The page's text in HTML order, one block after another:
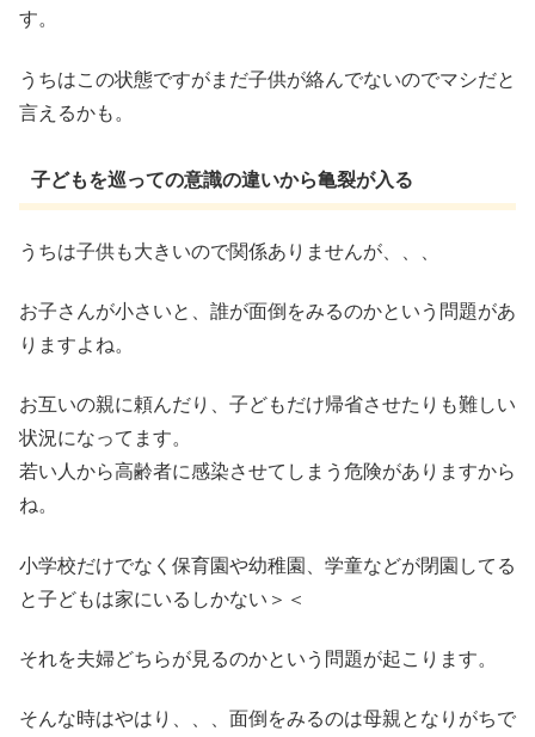
す。
うちはこの状態ですがまだ子供が絡んでないのでマシだと
言えるかも。
子どもを巡っての意識の違いから亀裂が入る
うちは子供も大きいので関係ありませんが、、、
お子さんが小さいと、誰が面倒をみるのかという問題があ
りますよね。
お互いの親に頼んだり、子どもだけ帰省させたりも難しい
状況になってます。
若い人から高齢者に感染させてしまう危険がありますから
ね。
小学校だけでなく保育園や幼稚園、学童などが閉園してる
と子どもは家にいるしかない＞＜
それを夫婦どちらが見るのかという問題が起こります。
そんな時はやはり、、、面倒をみるのは母親となりがちで